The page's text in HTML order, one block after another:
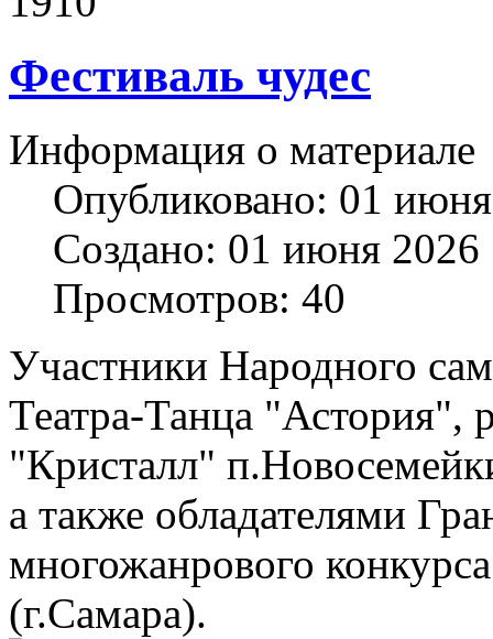
Фестиваль чудес
Информация о материале
Опубликовано: 01
Создано: 01 июня 2026
Просмотров: 40
Участники Народного
Театра-Танца
"Кристалл"
а также обладателями
многожанрового
(г.Самара).